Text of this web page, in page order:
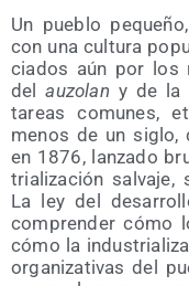
Un pue­blo
con una cul­tu­ra
cia­dos aún por los
delauzo­lan y de la
tareas comu­nes,
menos de un siglo,
en 1876, lan­za­do
tria­li­za­ción sal­va­je,
La ley del
com­pren­der cómo
cómo la
or­ga­ni­za­ti­vas del